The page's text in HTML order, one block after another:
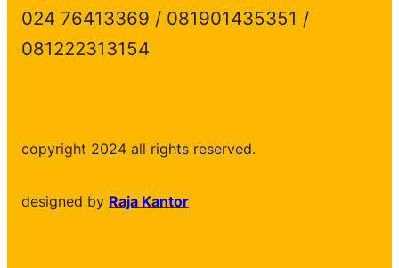
024 76413369 / 081901435351 /
081222313154
copyright 2024 all rights reserved.
designed by Raja Kantor